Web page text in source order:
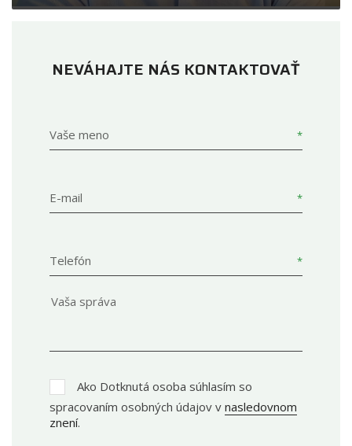
NEVÁHAJTE NÁS KONTAKTOVAŤ
Vaše meno
E-mail
Telefón
Ako Dotknutá osoba súhlasím so
spracovaním osobných údajov v nasledovnom
znení.